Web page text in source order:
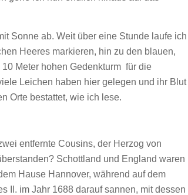
Sonne ab. Weit über eine Stunde laufe ich
Heeres markieren, hin zu den blauen,
Meter hohen Gedenkturm für die
Leichen haben hier gelegen und ihr Blut
Orte bestattet, wie ich lese.
entfernte Cousins, der Herzog von
Schottland und England waren
Hause Hannover, während auf dem
II. im Jahr 1688 darauf sannen, mit dessen